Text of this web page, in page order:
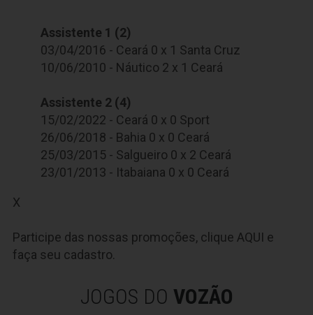
Assistente 1 (2)
03/04/2016 - Ceará 0 x 1 Santa Cruz
10/06/2010 - Náutico 2 x 1 Ceará
Assistente 2 (4)
15/02/2022 - Ceará 0 x 0 Sport
26/06/2018 - Bahia 0 x 0 Ceará
25/03/2015 - Salgueiro 0 x 2 Ceará
23/01/2013 - Itabaiana 0 x 0 Ceará
X
Participe das nossas promoções, clique AQUI e
faça seu cadastro.
JOGOS DO VOZÃO